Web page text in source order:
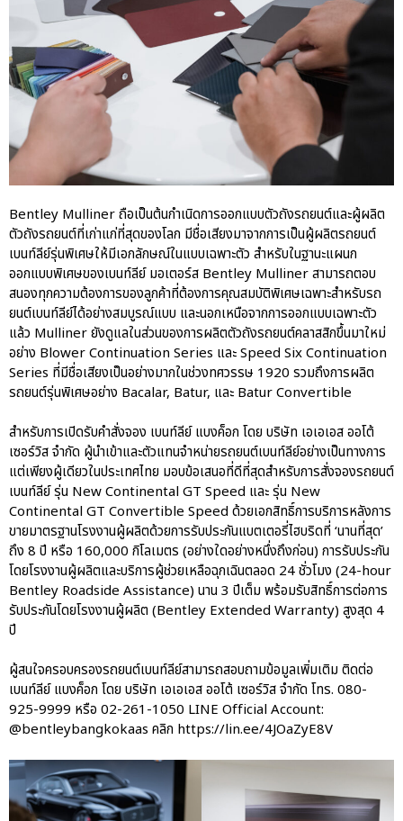
Bentley Mulliner ถือเป็นต้นกำเนิดการออกแบบตัวถังรถยนต์และผู้ผลิต
ตัวถังรถยนต์ที่เก่าแก่ที่สุดของโลก มีชื่อเสียงมาจากการเป็นผู้ผลิตรถยนต์
เบนท์ลีย์รุ่นพิเศษให้มีเอกลักษณ์ในแบบเฉพาะตัว สำหรับในฐานะแผนก
ออกแบบพิเศษของเบนท์ลีย์ มอเตอร์ส Bentley Mulliner สามารถตอบ
สนองทุกความต้องการของลูกค้าที่ต้องการคุณสมบัติพิเศษเฉพาะสำหรับรถ
ยนต์เบนท์ลีย์ได้อย่างสมบูรณ์แบบ และนอกเหนือจากการออกแบบเฉพาะตัว
แล้ว Mulliner ยังดูแลในส่วนของการผลิตตัวถังรถยนต์คลาสสิกขึ้นมาใหม่
อย่าง Blower Continuation Series และ Speed Six Continuation
Series ที่มีชื่อเสียงเป็นอย่างมากในช่วงทศวรรษ 1920 รวมถึงการผลิต
รถยนต์รุ่นพิเศษอย่าง Bacalar, Batur, และ Batur Convertible
สำหรับการเปิดรับคำสั่งจอง เบนท์ลีย์ แบงค็อก โดย บริษัท เอเอเอส ออโต้
เซอร์วิส จำกัด ผู้นำเข้าและตัวแทนจำหน่ายรถยนต์เบนท์ลีย์อย่างเป็นทางการ
แต่เพียงผู้เดียวในประเทศไทย มอบข้อเสนอที่ดีที่สุดสำหรับการสั่งจองรถยนต์
เบนท์ลีย์ รุ่น New Continental GT Speed และ รุ่น New
Continental GT Convertible Speed ด้วยเอกสิทธิ์การบริการหลังการ
ขายมาตรฐานโรงงานผู้ผลิตด้วยการรับประกันแบตเตอรี่ไฮบริดที่ ‘นานที่สุด’
ถึง 8 ปี หรือ 160,000 กิโลเมตร (อย่างใดอย่างหนึ่งถึงก่อน) การรับประกัน
โดยโรงงานผู้ผลิตและบริการผู้ช่วยเหลือฉุกเฉินตลอด 24 ชั่วโมง (24-hour
Bentley Roadside Assistance) นาน 3 ปีเต็ม พร้อมรับสิทธิ์การต่อการ
รับประกันโดยโรงงานผู้ผลิต (Bentley Extended Warranty) สูงสุด 4
ปี
ผู้สนใจครอบครองรถยนต์เบนท์ลีย์สามารถสอบถามข้อมูลเพิ่มเติม ติดต่อ
เบนท์ลีย์ แบงค็อก โดย บริษัท เอเอเอส ออโต้ เซอร์วิส จำกัด โทร. 080-
925-9999 หรือ 02-261-1050 LINE Official Account:
@bentleybangkokaas คลิก https://lin.ee/4JOaZyE8V